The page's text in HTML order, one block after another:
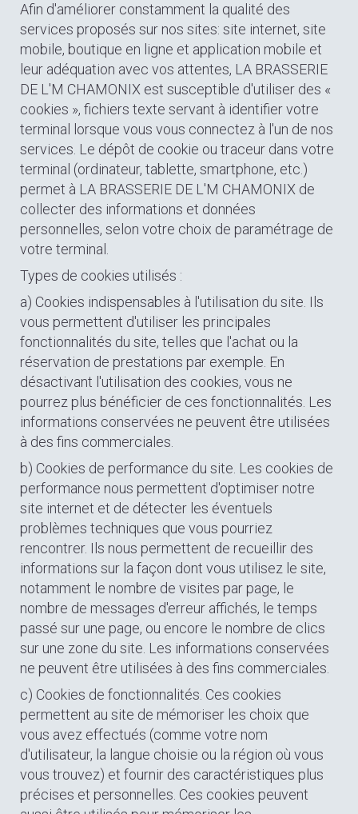
Afin d'améliorer constamment la qualité des
services proposés sur nos sites: site internet, site
mobile, boutique en ligne et application mobile et
leur adéquation avec vos attentes, LA BRASSERIE
DE L'M CHAMONIX est susceptible d'utiliser des «
cookies », fichiers texte servant à identifier votre
terminal lorsque vous vous connectez à l'un de nos
services. Le dépôt de cookie ou traceur dans votre
terminal (ordinateur, tablette, smartphone, etc.)
permet à LA BRASSERIE DE L'M CHAMONIX de
collecter des informations et données
personnelles, selon votre choix de paramétrage de
votre terminal.
Types de cookies utilisés :
a) Cookies indispensables à l'utilisation du site. Ils
vous permettent d'utiliser les principales
fonctionnalités du site, telles que l'achat ou la
réservation de prestations par exemple. En
désactivant l'utilisation des cookies, vous ne
pourrez plus bénéficier de ces fonctionnalités. Les
informations conservées ne peuvent être utilisées
à des fins commerciales.
b) Cookies de performance du site. Les cookies de
performance nous permettent d'optimiser notre
site internet et de détecter les éventuels
problèmes techniques que vous pourriez
rencontrer. Ils nous permettent de recueillir des
informations sur la façon dont vous utilisez le site,
notamment le nombre de visites par page, le
nombre de messages d'erreur affichés, le temps
passé sur une page, ou encore le nombre de clics
sur une zone du site. Les informations conservées
ne peuvent être utilisées à des fins commerciales.
c) Cookies de fonctionnalités. Ces cookies
permettent au site de mémoriser les choix que
vous avez effectués (comme votre nom
d'utilisateur, la langue choisie ou la région où vous
vous trouvez) et fournir des caractéristiques plus
précises et personnelles. Ces cookies peuvent